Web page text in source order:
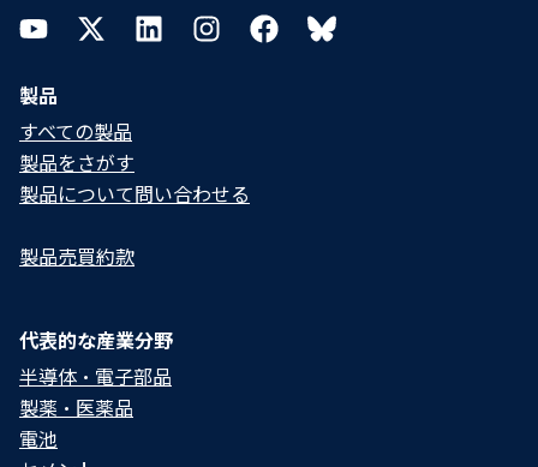
YouTubeTwitterLinkedInInstagramFacebookBluesky
製品
すべての製品
製品をさがす
製品について問い合わせる​
製品売買約款
代表的な産業分野
半導体・電子部品
製薬・医薬品
電池